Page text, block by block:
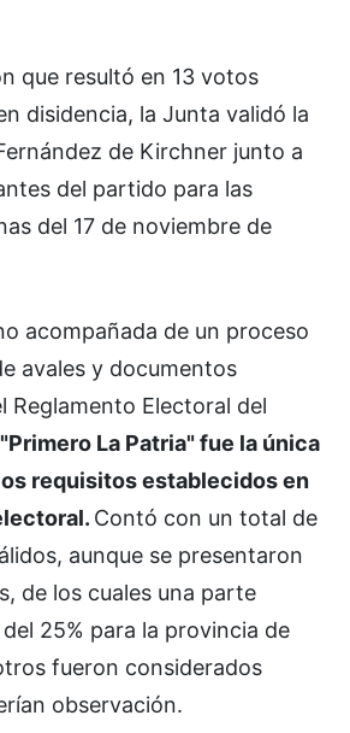
que resultó en 13 votos
disidencia, la Junta validó la
de Kirchner junto a
del partido para las
del 17 de noviembre de
acompañada de un proceso
avales y documentos
Reglamento Electoral del
La Patria" fue la única
requisitos establecidos en
Contó con un total de
aunque se presentaron
de los cuales una parte
25% para la provincia de
fueron considerados
observación.